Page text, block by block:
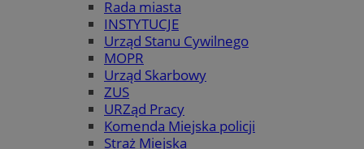
Rada miasta
INSTYTUCJE
Urząd Stanu Cywilnego
MOPR
Urząd Skarbowy
ZUS
URZąd Pracy
Komenda Miejska policji
Straż Miejska